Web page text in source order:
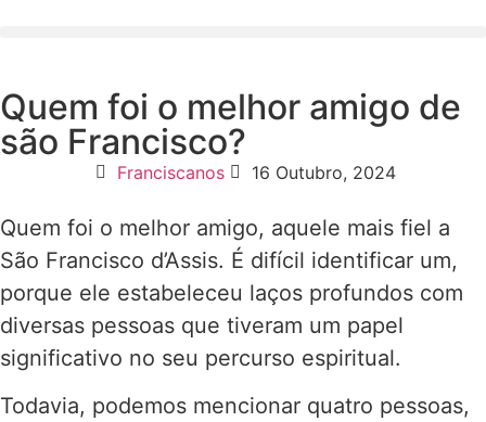
Quem foi o melhor amigo de
são Francisco?
Franciscanos 16 Outubro, 2024
Quem foi o melhor amigo, aquele mais fiel a
São Francisco d’Assis. É difícil identificar um,
porque ele estabeleceu laços profundos com
diversas pessoas que tiveram um papel
significativo no seu percurso espiritual.
Todavia, podemos mencionar quatro pessoas,